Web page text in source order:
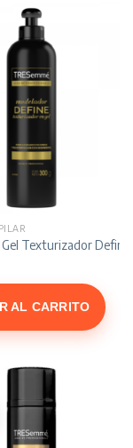
Gel Texturizador
AL CARRITO